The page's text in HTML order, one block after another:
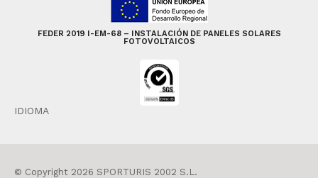
FEDER 2019 I-EM-68 – INSTALACIÓN DE PANELES SOLARES
FOTOVOLTAICOS
IDIOMA
© Copyright 2026 SPORTURIS 2002 S.L.